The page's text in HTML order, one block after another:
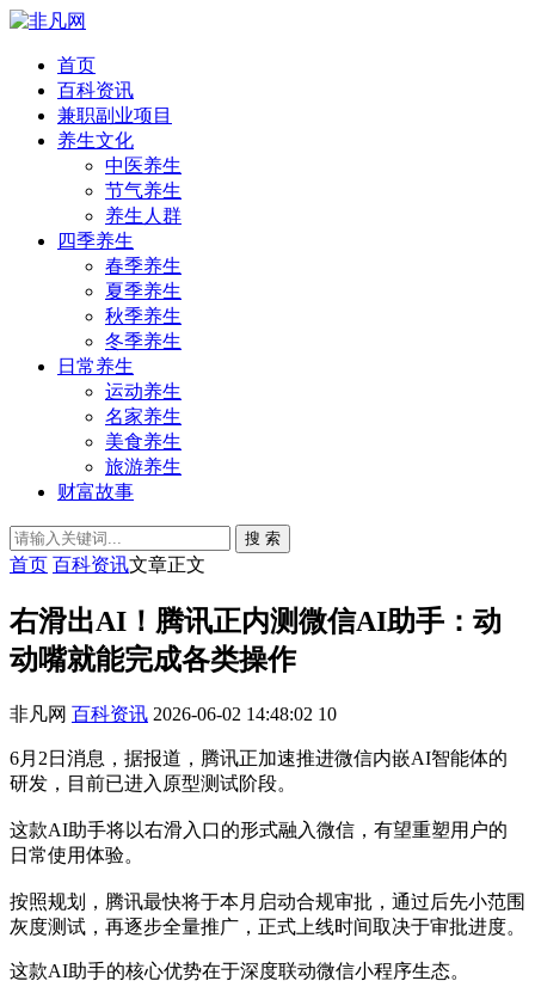
首页
百科资讯
兼职副业项目
养生文化
中医养生
节气养生
养生人群
四季养生
春季养生
夏季养生
秋季养生
冬季养生
日常养生
运动养生
名家养生
美食养生
旅游养生
财富故事
搜 索
首页 百科资讯文章正文
右滑出AI！腾讯正内测微信AI助手：动
动嘴就能完成各类操作
非凡网 百科资讯 2026-06-02 14:48:02 10
6月2日消息，据报道，腾讯正加速推进微信内嵌AI智能体的
研发，目前已进入原型测试阶段。
这款AI助手将以右滑入口的形式融入微信，有望重塑用户的
日常使用体验。
按照规划，腾讯最快将于本月启动合规审批，通过后先小范围
灰度测试，再逐步全量推广，正式上线时间取决于审批进度。
这款AI助手的核心优势在于深度联动微信小程序生态。